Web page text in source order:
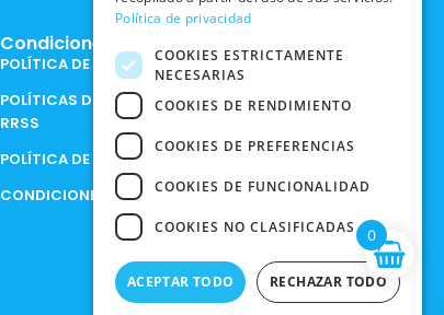
Condiciones Legales
POLÍTICA DE COOKIES
POLÍTICAS DE PRIVACIDAD EN
RRSS
POLÍTICA DE PRIVACIDAD
CONDICIONES DE COMPRA
0
Política de privacidad
COOKIES ESTRICTAMENTE
NECESARIAS
COOKIES DE RENDIMIENTO
COOKIES DE PREFERENCIAS
COOKIES DE FUNCIONALIDAD
COOKIES NO CLASIFICADAS
ACEPTAR TODO RECHAZAR TODO